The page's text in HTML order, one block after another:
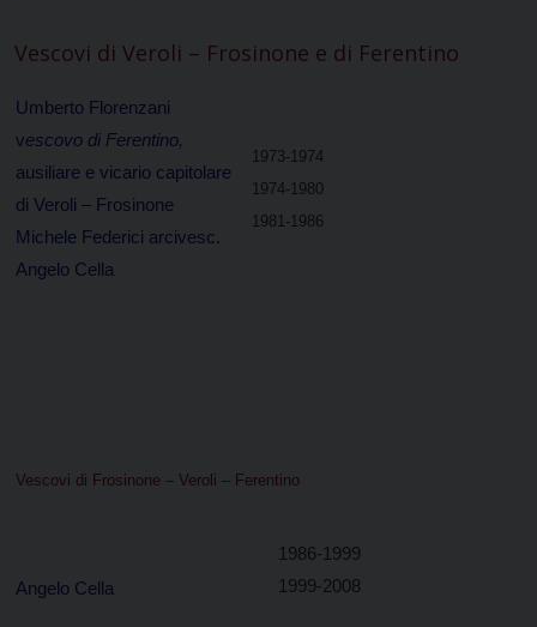
Vescovi di Veroli – Frosinone e di Ferentino
Umberto Florenzani
vescovo di Ferentino,
ausiliare e vicario capitolare
di Veroli – Frosinone
Michele Federici arcivesc.
Angelo Cella
1973-1974
1974-1980
1981-1986
Vescovi di Frosinone – Veroli – Ferentino
Angelo Cella
1986-1999
1999-2008